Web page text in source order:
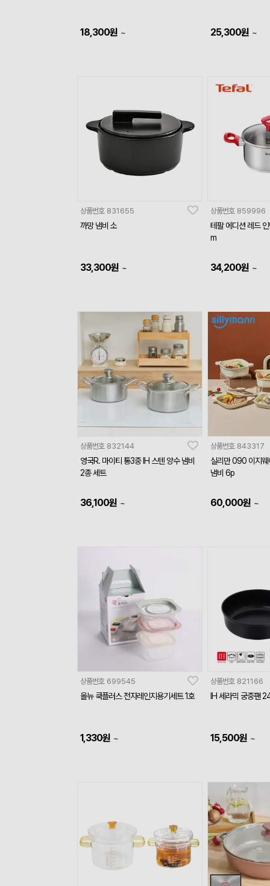
18,300원 ~ 25,300원 ~
상품번호 831655
까망 냄비 소
33,300원 ~
상품번호 859996
테팔 에디션 레드
m
34,200원 ~
상품번호 832144
영국R. 마이티 통3중 IH 스텐 양수 냄비
2종 세트
36,100원 ~
상품번호 843317
실리만 090 이지웨
냄비 6p
60,000원 ~
상품번호 699545
올뉴 쿡플러스 전자레인지용기세트 1호
1,330원 ~
상품번호 821166
IH 세라믹 궁중팬
15,500원 ~